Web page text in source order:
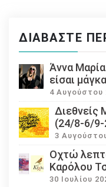
ΔΙΑΒΆΣΤΕ
Άννα
είσαι
4 Αυγούστου
Διεθνείς
(24/8-6/9-
3
Οχτώ
Καρόλου
30 Ιουλίου